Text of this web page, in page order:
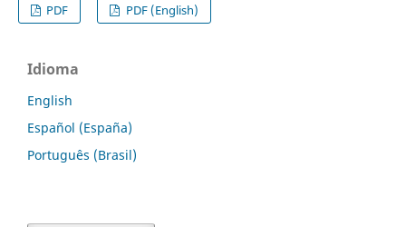
PDF
PDF (English)
Idioma
English
Español (España)
Português (Brasil)